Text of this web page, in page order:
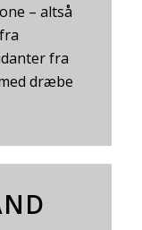
– altså
fra
dræbe